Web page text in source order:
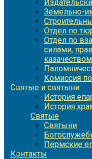
Земельно-
Отдел по
Отдел по
силами,
казачеством
Комиссия
Святые и святыни
История
История
Святые
Святыни
Пермские
Контакты